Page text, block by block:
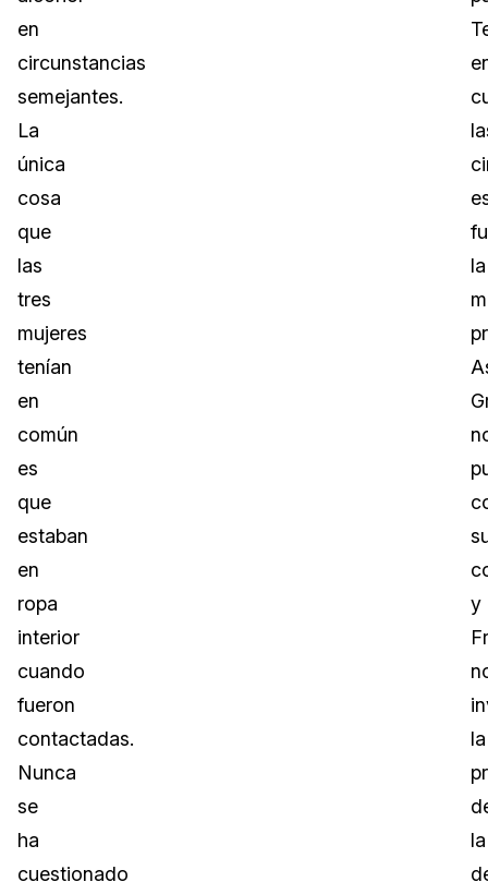
en
circunstancias
semejantes.
La
única
cosa
que
las
tres
mujeres
tenían
en
común
es
que
estaban
en
ropa
interior
cuando
fueron
contactadas.
Nunca
se
ha
cuestionado
la
y
la
la